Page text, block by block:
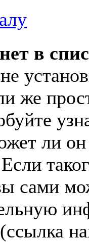
в
же
ли
сами